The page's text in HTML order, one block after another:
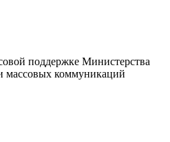
поддержке Министерства
массовых коммуникаций